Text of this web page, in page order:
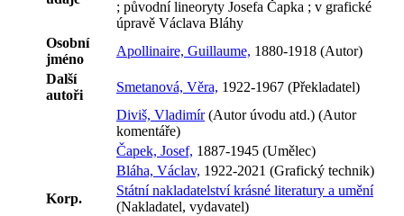
; původní lineoryty Josefa Čapka ; v grafické
úpravě Václava Bláhy
Osobní
jméno
Apollinaire, Guillaume, 1880-1918 (Autor)
Další
autoři
Smetanová, Věra, 1922-1967 (Překladatel)
Diviš, Vladimír(Autor úvodu atd.) (Autor
komentáře)
Čapek, Josef, 1887-1945 (Umělec)
Bláha, Václav, 1922-2021 (Grafický technik)
Korp.
Státní nakladatelství krásné literatury a umění
(Nakladatel, vydavatel)